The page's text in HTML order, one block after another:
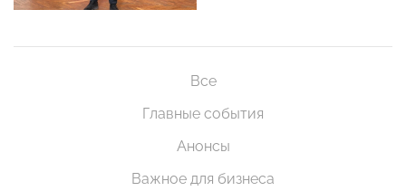
Все
Главные события
Анонсы
Важное для бизнеса